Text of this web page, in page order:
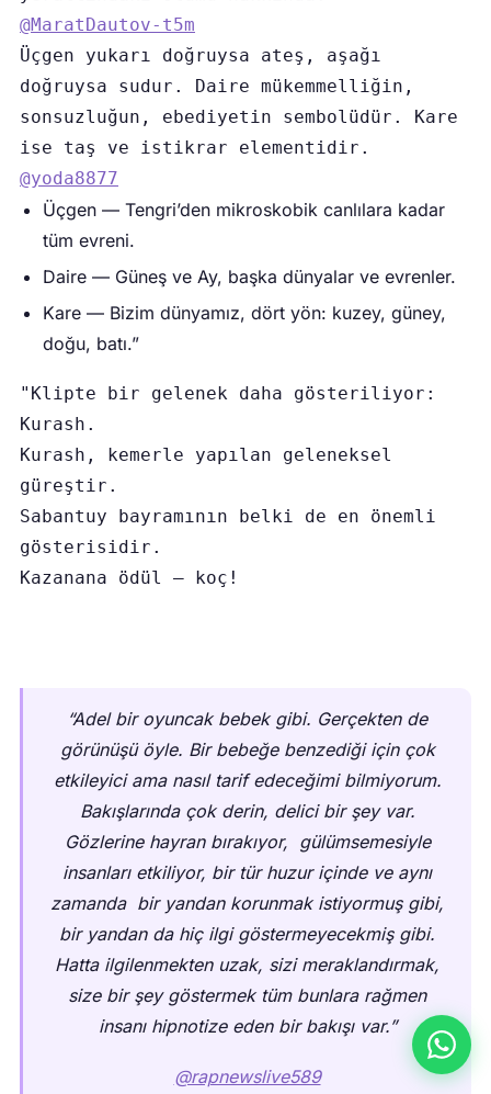
@MaratDautov-t5m
Üçgen yukarı doğruysa ateş, aşağı
doğruysa sudur. Daire mükemmelliğin,
sonsuzluğun, ebediyetin sembolüdür. Kare
@yoda8877
Üçgen — Tengri’den mikroskobik canlılara kadar
tüm evreni.
Daire — Güneş ve Ay, başka dünyalar ve evrenler.
Kare — Bizim dünyamız, dört yön: kuzey, güney,
doğu, batı.”
"Klipte bir gelenek daha gösteriliyor:
Kurash.
Kurash, kemerle yapılan geleneksel
güreştir.
Sabantuy bayramının belki de en önemli
gösterisidir.
Kazanana ödül – koç!
“Adel bir oyuncak bebek gibi. Gerçekten de
görünüşü öyle. Bir bebeğe benzediği için çok
etkileyici ama nasıl tarif edeceğimi bilmiyorum.
Bakışlarında çok derin, delici bir şey var.
Gözlerine hayran bırakıyor, gülümsemesiyle
insanları etkiliyor, bir tür huzur içinde ve aynı
zamanda bir yandan korunmak istiyormuş gibi,
bir yandan da hiç ilgi göstermeyecekmiş gibi.
Hatta ilgilenmekten uzak, sizi meraklandırmak,
size bir şey göstermek tüm bunlara rağmen
insanı hipnotize eden bir bakışı var.”
@rapnewslive589